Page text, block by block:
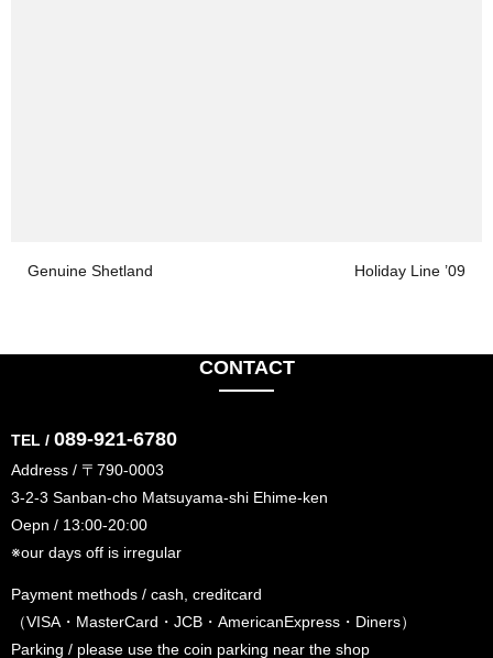
Genuine Shetland Holiday Line ’09
CONTACT
TEL / 089-921-6780
Address / 〒790-0003
3-2-3 Sanban-cho Matsuyama-shi Ehime-ken
Oepn / 13:00-20:00
※our days off is irregular
Payment methods / cash, creditcard
（VISA・MasterCard・JCB・AmericanExpress・Diners）
Parking / please use the coin parking near the shop